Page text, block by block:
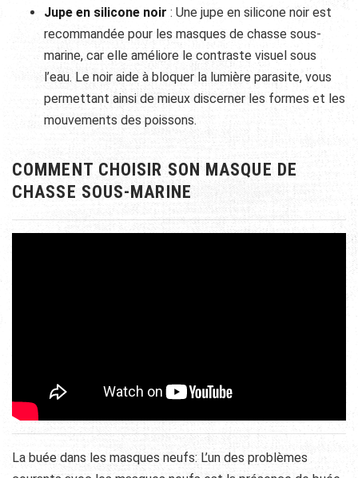
Jupe en silicone noir : Une jupe en silicone noir est
recommandée pour les masques de chasse sous-
marine, car elle améliore le contraste visuel sous
l’eau. Le noir aide à bloquer la lumière parasite, vous
permettant ainsi de mieux discerner les formes et les
mouvements des poissons.
COMMENT CHOISIR SON MASQUE DE
CHASSE SOUS-MARINE
La buée dans les masques neufs: L’un des problèmes